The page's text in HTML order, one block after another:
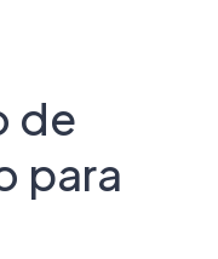
de
para